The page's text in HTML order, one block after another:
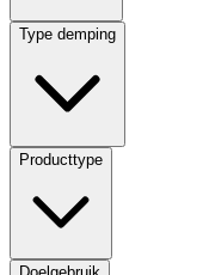
Type demping
Producttype